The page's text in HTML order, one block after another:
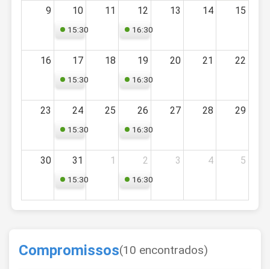
9 10
15:30 Aula Teórica - IAES
11 12
16:30
13 14 15
16 17
15:30 Aula Teórica - IAES
18 19
16:30
20 21 22
23 24
15:30 Aula Teórica - IAES
25 26
16:30
27 28 29
30 31
15:30 Aula Teórica - IAES
1 2
16:30
3 4 5
Compromissos(10 encontrados)